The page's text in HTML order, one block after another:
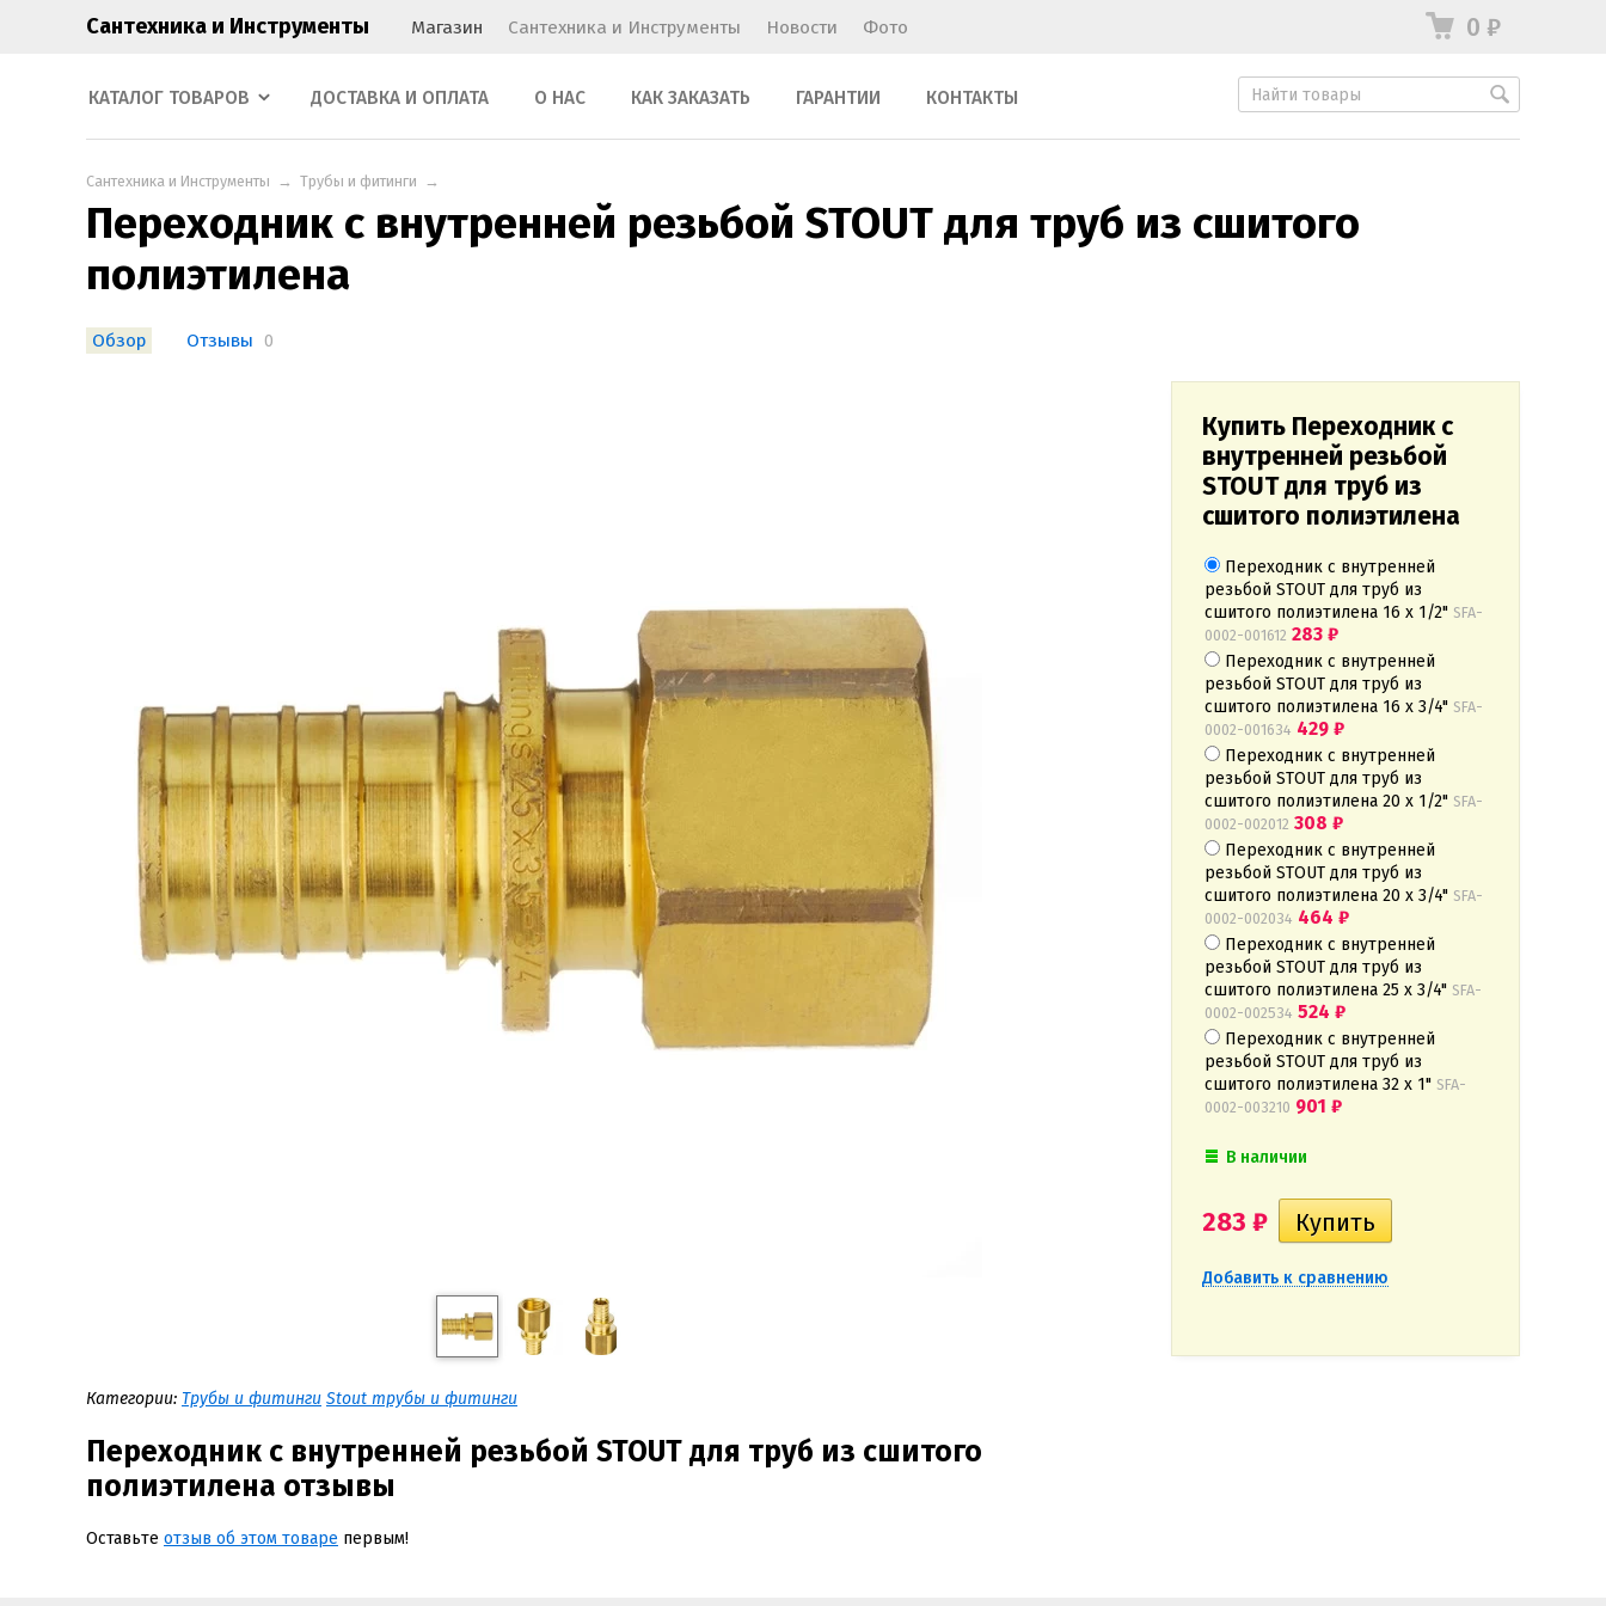
Сантехника и Инструменты Магазин Сантехника и Инструменты Новости Фото 0 ₽
КАТАЛОГ ТОВАРОВ ДОСТАВКА И ОПЛАТА О НАС КАК ЗАКАЗАТЬ ГАРАНТИИ КОНТАКТЫ
Сантехника и Инструменты → Трубы и фитинги →
Переходник с внутренней резьбой STOUT для труб из сшитого
полиэтилена
Обзор Отзывы 0
Купить Переходник с
внутренней резьбой
STOUT для труб из
сшитого полиэтилена
Переходник с внутренней
резьбой STOUT для труб из
сшитого полиэтилена 16 x 1/2" SFA-
0002-001612 283 ₽
Переходник с внутренней
резьбой STOUT для труб из
сшитого полиэтилена 16 x 3/4" SFA-
0002-001634 429 ₽
Переходник с внутренней
резьбой STOUT для труб из
сшитого полиэтилена 20 x 1/2" SFA-
0002-002012 308 ₽
Переходник с внутренней
резьбой STOUT для труб из
сшитого полиэтилена 20 x 3/4" SFA-
0002-002034 464 ₽
Переходник с внутренней
резьбой STOUT для труб из
сшитого полиэтилена 25 x 3/4" SFA-
0002-002534 524 ₽
Переходник с внутренней
резьбой STOUT для труб из
сшитого полиэтилена 32 x 1" SFA-
0002-003210 901 ₽
В наличии
283 ₽
Добавить к сравнению
Категории: Трубы и фитинги Stout трубы и фитинги
Переходник с внутренней резьбой STOUT для труб из сшитого
полиэтилена отзывы
Оставьте отзыв об этом товаре первым!